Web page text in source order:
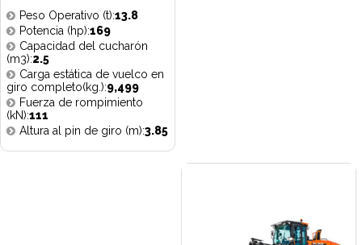
Peso Operativo (t):13.8
Potencia (hp):169
Capacidad del cucharón
(m3):2.5
Carga estática de vuelco en
giro completo(kg.):9,499
Fuerza de rompimiento
(kN):111
Altura al pin de giro (m):3.85